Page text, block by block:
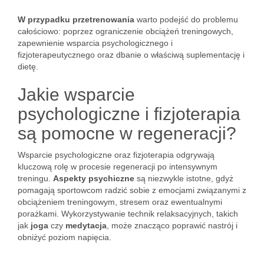
W przypadku przetrenowania warto podejść do problemu
całościowo: poprzez ograniczenie obciążeń treningowych,
zapewnienie wsparcia psychologicznego i
fizjoterapeutycznego oraz dbanie o właściwą suplementację i
dietę.
Jakie wsparcie
psychologiczne i fizjoterapia
są pomocne w regeneracji?
Wsparcie psychologiczne oraz fizjoterapia odgrywają
kluczową rolę w procesie regeneracji po intensywnym
treningu. Aspekty psychiczne są niezwykle istotne, gdyż
pomagają sportowcom radzić sobie z emocjami związanymi z
obciążeniem treningowym, stresem oraz ewentualnymi
porażkami. Wykorzystywanie technik relaksacyjnych, takich
jak joga czy medytacja , może znacząco poprawić nastrój i
obniżyć poziom napięcia.